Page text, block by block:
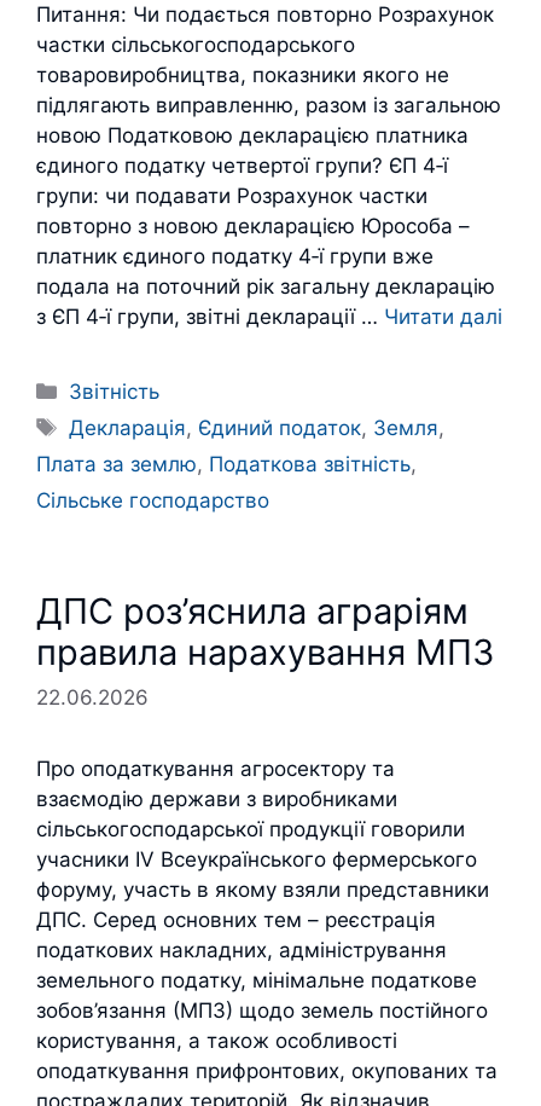
Питання: Чи подається повторно Розрахунок
частки сільськогосподарського
товаровиробництва, показники якого не
підлягають виправленню, разом із загальною
новою Податковою декларацією платника
єдиного податку четвертої групи? ЄП 4‑ї
групи: чи подавати Розрахунок частки
повторно з новою декларацією Юрособа –
платник єдиного податку 4‑ї групи вже
подала на поточний рік загальну декларацію
з ЄП 4‑ї групи, звітні декларації … Читати далі
Категорії
Звітність
Позначки
Декларація, Єдиний податок, Земля,
Плата за землю, Податкова звітність,
Сільське господарство
ДПС роз’яснила аграріям
правила нарахування МПЗ
22.06.2026
Про оподаткування агросектору та
взаємодію держави з виробниками
сільськогосподарської продукції говорили
учасники ІV Всеукраїнського фермерського
форуму, участь в якому взяли представники
ДПС. Серед основних тем – реєстрація
податкових накладних, адміністрування
земельного податку, мінімальне податкове
зобов’язання (МПЗ) щодо земель постійного
користування, а також особливості
оподаткування прифронтових, окупованих та
постраждалих територій. Як відзначив